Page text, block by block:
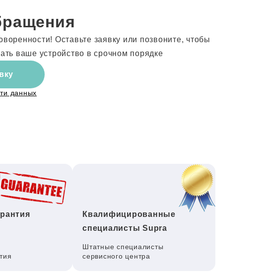
Оставьте заявку или позвоните, чтобы
ваше устройство в срочном порядке
данных
Квалифицированные
специалисты Supra
Штатные специалисты
сервисного центра